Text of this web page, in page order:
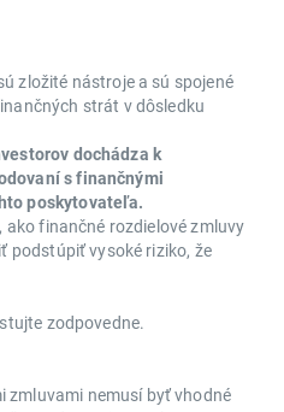
zložité nástroje a sú spojené
strát v dôsledku
dochádza k
s finančnými
poskytovateľa.
ako finančné rozdielové zmluvy
podstúpiť vysoké riziko, že
zodpovedne.
zmluvami nemusí byť vhodné